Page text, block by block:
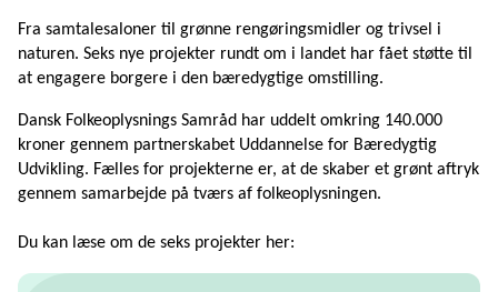
Fra samtalesaloner til grønne rengøringsmidler og trivsel i
naturen. Seks nye projekter rundt om i landet har fået støtte til
at engagere borgere i den bæredygtige omstilling.
Dansk Folkeoplysnings Samråd har uddelt omkring 140.000
kroner gennem partnerskabet Uddannelse for Bæredygtig
Udvikling. Fælles for projekterne er, at de skaber et grønt aftryk
gennem samarbejde på tværs af folkeoplysningen.
Du kan læse om de seks projekter her: